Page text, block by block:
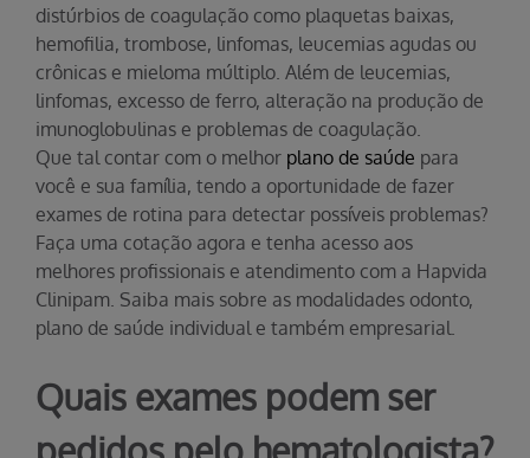
distúrbios de coagulação como plaquetas baixas,
hemofilia, trombose, linfomas, leucemias agudas ou
crônicas e mieloma múltiplo. Além de leucemias,
linfomas, excesso de ferro, alteração na produção de
imunoglobulinas e problemas de coagulação.
Que tal contar com o melhor plano de saúde para
você e sua família, tendo a oportunidade de fazer
exames de rotina para detectar possíveis problemas?
Faça uma cotação agora e tenha acesso aos
melhores profissionais e atendimento com a Hapvida
Clinipam. Saiba mais sobre as modalidades odonto,
plano de saúde individual e também empresarial.
Quais exames podem ser